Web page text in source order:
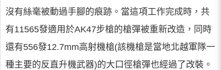
沒有絲毫被動過手腳的痕跡。當這項工作完成時，共
有11565發適用於AK47步槍的槍彈被重新改造，同時
還有556發12.7mm高射機槍(該機槍是當地北越軍隊一
種主要的反直升機武器)的大口徑槍彈也經過了改裝。